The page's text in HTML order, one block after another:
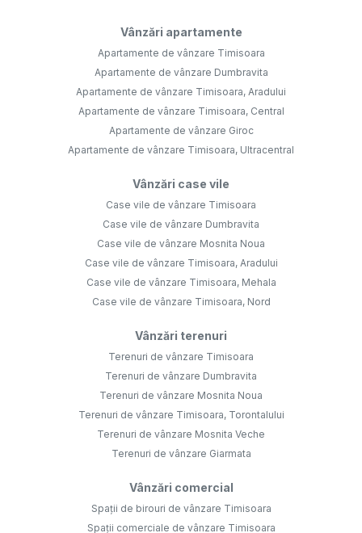
Vânzări apartamente
Apartamente de vânzare Timisoara
Apartamente de vânzare Dumbravita
Apartamente de vânzare Timisoara, Aradului
Apartamente de vânzare Timisoara, Central
Apartamente de vânzare Giroc
Apartamente de vânzare Timisoara, Ultracentral
Vânzări case vile
Case vile de vânzare Timisoara
Case vile de vânzare Dumbravita
Case vile de vânzare Mosnita Noua
Case vile de vânzare Timisoara, Aradului
Case vile de vânzare Timisoara, Mehala
Case vile de vânzare Timisoara, Nord
Vânzări terenuri
Terenuri de vânzare Timisoara
Terenuri de vânzare Dumbravita
Terenuri de vânzare Mosnita Noua
Terenuri de vânzare Timisoara, Torontalului
Terenuri de vânzare Mosnita Veche
Terenuri de vânzare Giarmata
Vânzări comercial
Spații de birouri de vânzare Timisoara
Spații comerciale de vânzare Timisoara